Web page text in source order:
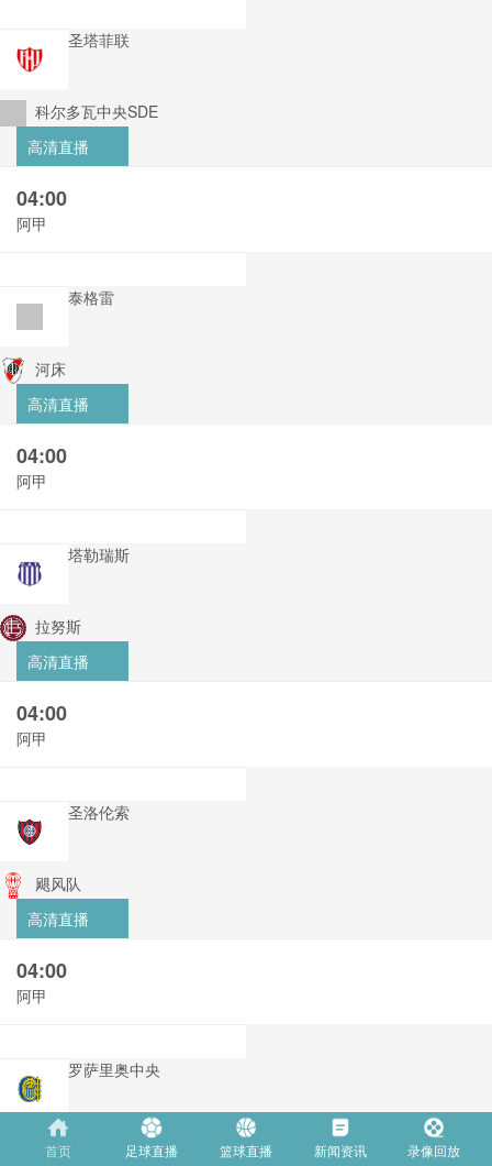
圣塔菲联
科尔多瓦中央SDE
高清直播
04:00
阿甲
泰格雷
河床
高清直播
04:00
阿甲
塔勒瑞斯
拉努斯
高清直播
04:00
阿甲
圣洛伦索
飓风队
高清直播
04:00
阿甲
罗萨里奥中央
阿尔多斯维
首页 足球直播 篮球直播 新闻资讯 录像回放